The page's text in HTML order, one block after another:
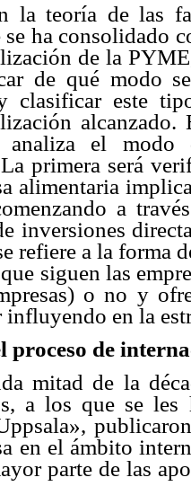
la teoría de las
se ha consolidado
de la
de qué modo
clasificar este
alcanzado.
el modo
primera será
alimentaria
a
inversiones
refiere a la forma
siguen las
o no y
influyendo en la
proceso de
mitad de la
a los que se
en el ámbito
parte de las